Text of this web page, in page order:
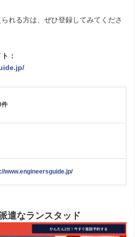
れる方は、ぜひ登録してみてくださ
：
件
www.engineersguide.jp/
遣なランスタッド